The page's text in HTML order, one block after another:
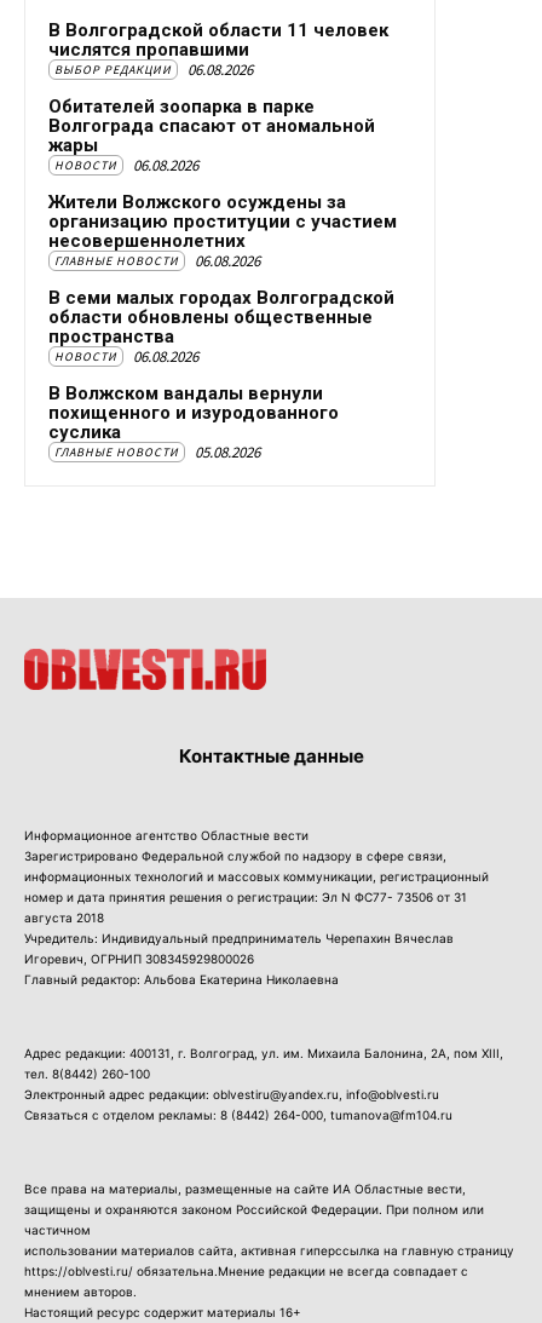
В Волгоградской области 11 человек
числятся пропавшими
ВЫБОР РЕДАКЦИИ 06.08.2026
Обитателей зоопарка в парке
Волгограда спасают от аномальной
жары
НОВОСТИ 06.08.2026
Жители Волжского осуждены за
организацию проституции с участием
несовершеннолетних
ГЛАВНЫЕ НОВОСТИ 06.08.2026
В семи малых городах Волгоградской
области обновлены общественные
пространства
НОВОСТИ 06.08.2026
В Волжском вандалы вернули
похищенного и изуродованного
суслика
ГЛАВНЫЕ НОВОСТИ 05.08.2026
Контактные данные
Информационное агентство Областные вести
Зарегистрировано Федеральной службой по надзору в сфере связи,
информационных технологий и массовых коммуникации, регистрационный
номер и дата принятия решения о регистрации: Эл N ФС77- 73506 от 31
августа 2018
Учредитель: Индивидуальный предприниматель Черепахин Вячеслав
Игоревич, ОГРНИП 308345929800026
Главный редактор: Альбова Екатерина Николаевна
Адрес редакции: 400131, г. Волгоград, ул. им. Михаила Балонина, 2А, пом XIII,
тел. 8(8442) 260-100
Электронный адрес редакции: oblvestiru@yandex.ru, info@oblvesti.ru
Связаться с отделом рекламы: 8 (8442) 264-000 , tumanova@fm104.ru
Все права на материалы, размещенные на сайте ИА Областные вести,
защищены и охраняются законом Российской Федерации. При полном или
частичном
использовании материалов сайта, активная гиперссылка на главную страницу
https://oblvesti.ru/ обязательна.Мнение редакции не всегда совпадает с
мнением авторов.
Настоящий ресурс содержит материалы 16+